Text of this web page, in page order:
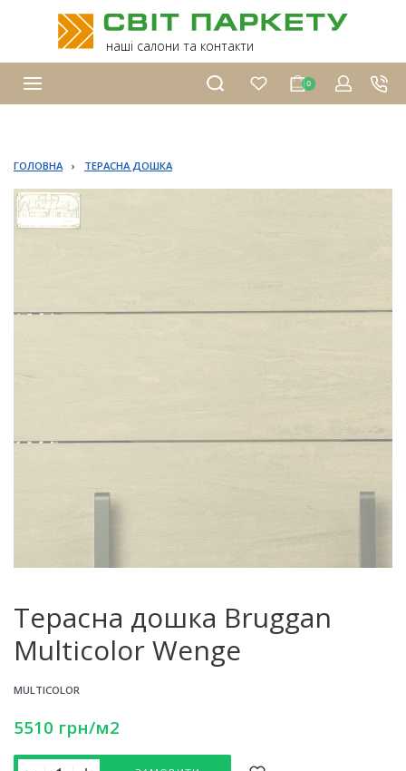
наші салони та контакти
0
ГОЛОВНА › ТЕРАСНА ДОШКА
Терасна дошка Bruggan
Multicolor Wenge
MULTICOLOR
5510 грн/м2